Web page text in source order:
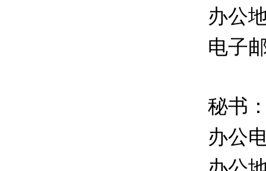
办公
电子
秘书
办公